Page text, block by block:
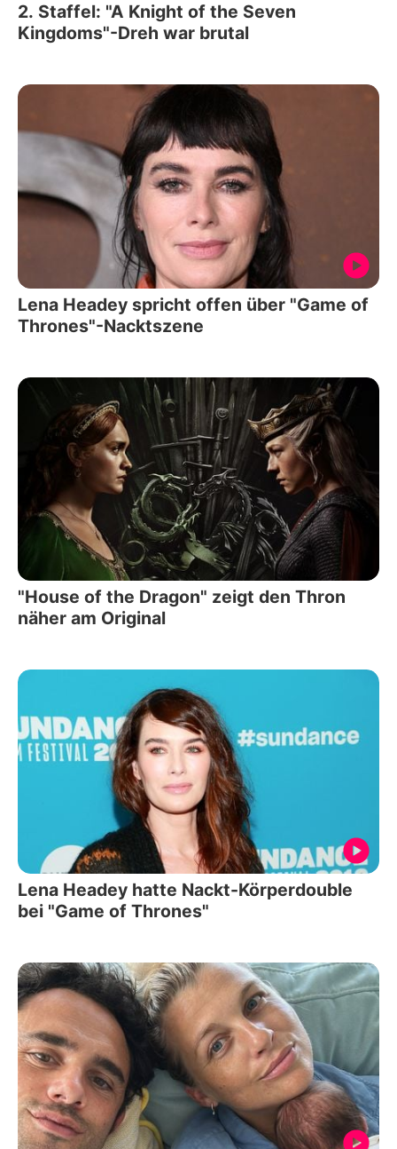
2. Staffel: "A Knight of the Seven
Kingdoms"-Dreh war brutal
Lena Headey spricht offen über "Game of
Thrones"-Nacktszene
"House of the Dragon" zeigt den Thron
näher am Original
Lena Headey hatte Nackt-Körperdouble
bei "Game of Thrones"